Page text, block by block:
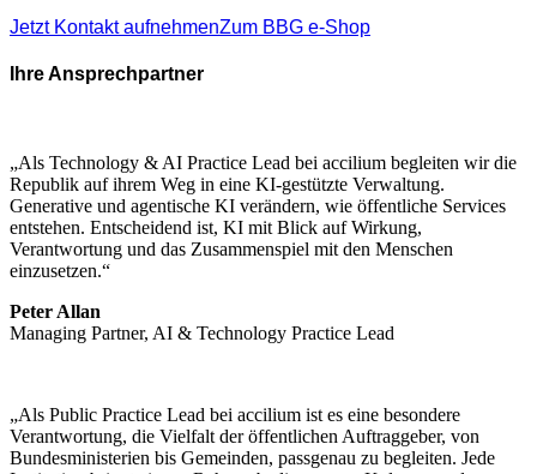
Jetzt Kontakt aufnehmenZum BBG e-Shop
Ihre Ansprechpartner
„Als Technology & AI Practice Lead bei accilium begleiten wir die
Republik auf ihrem Weg in eine KI-gestützte Verwaltung.
Generative und agentische KI verändern, wie öffentliche Services
entstehen. Entscheidend ist, KI mit Blick auf Wirkung,
Verantwortung und das Zusammenspiel mit den Menschen
einzusetzen.“
Peter Allan
Managing Partner, AI & Technology Practice Lead
„Als Public Practice Lead bei accilium ist es eine besondere
Verantwortung, die Vielfalt der öffentlichen Auftraggeber, von
Bundesministerien bis Gemeinden, passgenau zu begleiten. Jede